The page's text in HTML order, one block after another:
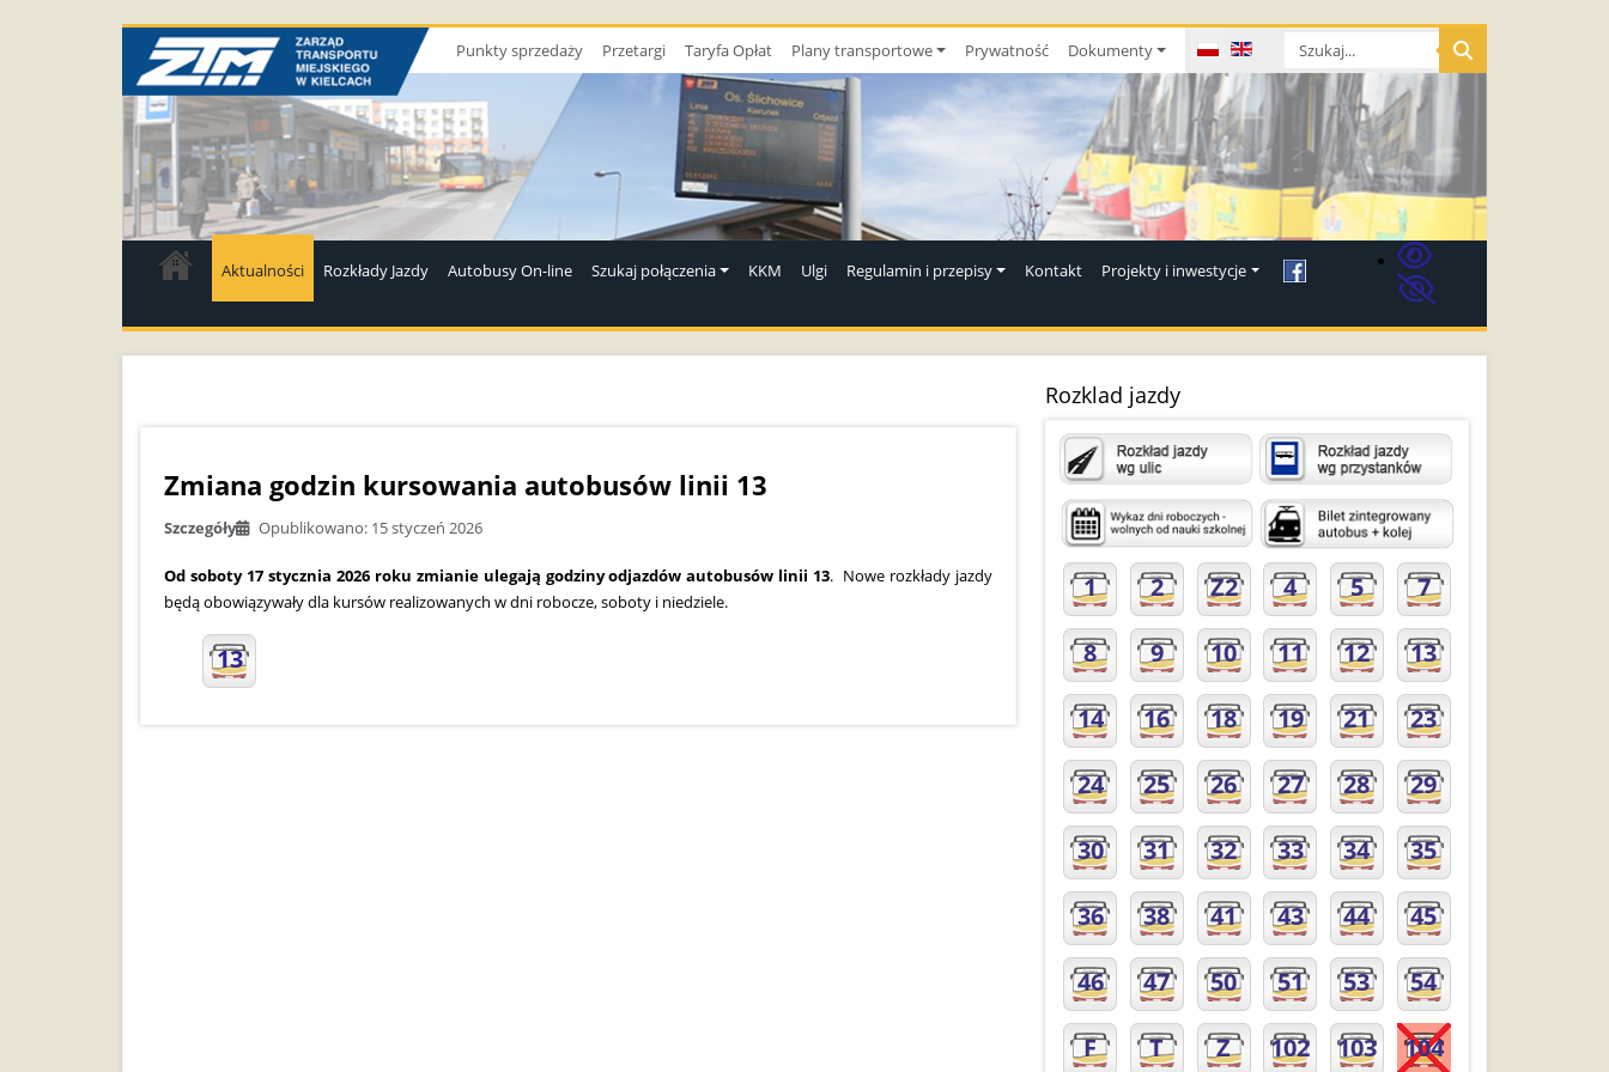
Punkty sprzedaży Przetargi Taryfa Opłat Plany transportowe Prywatność Dokumenty Wybierz swój język
Aktualności Rozkłady Jazdy Autobusy On-line Szukaj połączenia KKM Ulgi Regulamin i przepisy Kontakt Projekty i inwestycje
Zmiana godzin kursowania autobusów linii 13
Szczegóły Opublikowano: 15 styczeń 2026
Od soboty 17 stycznia 2026 roku zmianie ulegają godziny odjazdów autobusów linii 13. Nowe rozkłady jazdy
będą obowiązywały dla kursów realizowanych w dni robocze, soboty i niedziele.
13
Rozklad jazdy
1 2 Z2 4 5 7
8 9 10 11 12 13
14 16 18 19 21 23
24 25 26 27 28 29
30 31 32 33 34 35
36 38 41 43 44 45
46 47 50 51 53 54
F T Z 102 103 104